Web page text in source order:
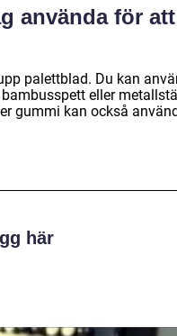
använda för att
palettblad. Du kan
eller
gummi kan också
här